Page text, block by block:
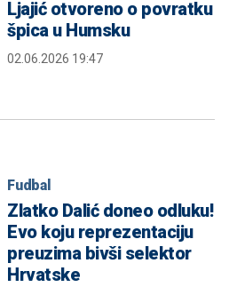
Ljajić otvoreno o povratku
špica u Humsku
02.06.2026 19:47
Fudbal
Zlatko Dalić doneo odluku!
Evo koju reprezentaciju
preuzima bivši selektor
Hrvatske